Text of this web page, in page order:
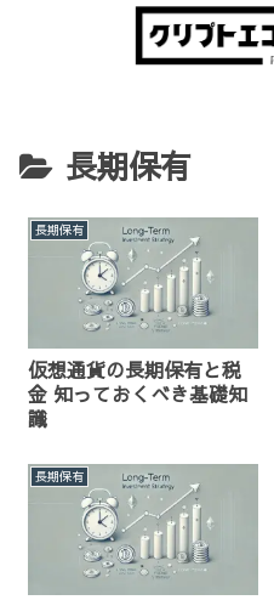
長期保有
長期保有
仮想通貨の長期保有と税
金 知っておくべき基礎知
識
長期保有